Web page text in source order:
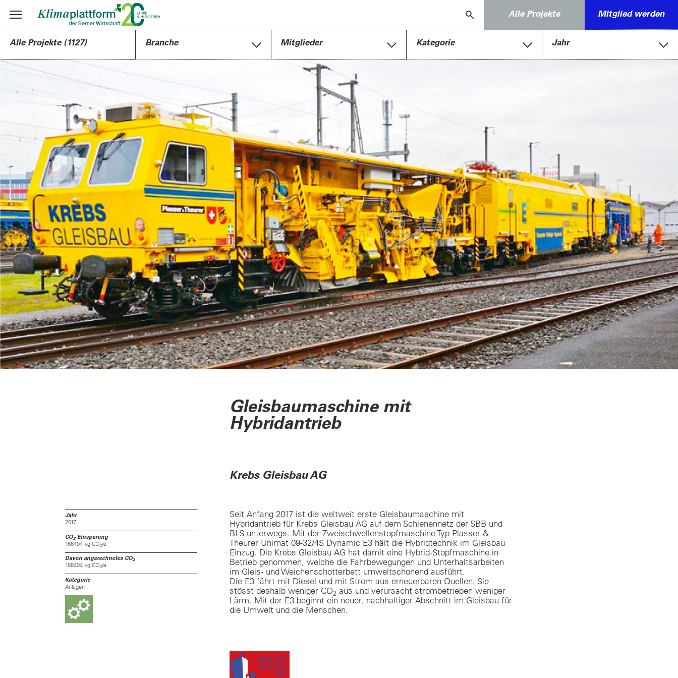
Alle Projekte Mitglied werden
Alle Projekte (1127) Branche Mitglieder Kategorie Jahr
Gleisbaumaschine mit
Hybridantrieb
Krebs Gleisbau AG
Jahr
2017
CO2-Einsparung
166404 kg CO2/a
Davon angerechnetes CO2
166404 kg CO2/a
Kategorie
Anlagen
Seit Anfang 2017 ist die weltweit erste Gleisbaumaschine mit
Hybridantrieb für Krebs Gleisbau AG auf dem Schienennetz der SBB und
BLS unterwegs. Mit der Zweischwellenstopfmaschine Typ Plasser &
Theurer Unimat 09-32/4S Dynamic E3 hält die Hybridtechnik im Gleisbau
Einzug. Die Krebs Gleisbau AG hat damit eine Hybrid-Stopfmaschine in
Betrieb genommen, welche die Fahrbewegungen und Unterhaltsarbeiten
im Gleis- und Weichenschotterbett umweltschonend ausführt.
Die E3 fährt mit Diesel und mit Strom aus erneuerbaren Quellen. Sie
stösst deshalb weniger CO2aus und verursacht strombetrieben weniger
Lärm. Mit der E3 beginnt ein neuer, nachhaltiger Abschnitt im Gleisbau für
die Umwelt und die Menschen.